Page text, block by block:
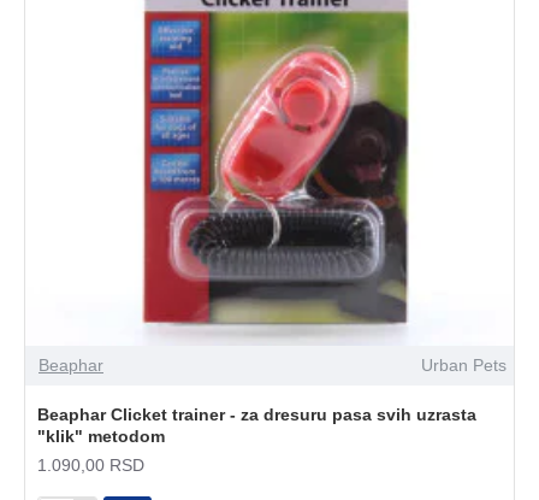
Beaphar Urban Pets
Beaphar Clicket trainer - za dresuru pasa svih uzrasta
"klik" metodom
1.090,00 RSD